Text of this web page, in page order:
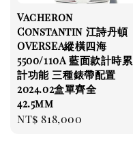
Vacheron
Constantin 江詩丹頓
OVERSEA縱橫四海
5500/110A 藍面款計時累
計功能 三種錶帶配置
2024.02盒單齊全
42.5mm
Regular
NT$ 818,000